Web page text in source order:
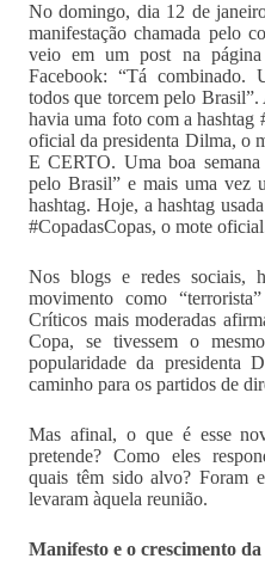
No domingo, dia 12 de
manifestação chamada pelo
veio em um post na
Facebook: “Tá combinado.
todos que torcem pelo Brasil”.
havia uma foto com a hashtag
oficial da presidenta Dilma, o
E CERTO. Uma boa
pelo Brasil” e mais uma vez
hashtag. Hoje, a hashtag
#CopadasCopas, o mote
Nos blogs e redes sociais,
movimento como
Críticos mais moderadas
Copa, se tivessem o
popularidade da presidenta
caminho para os partidos de
Mas afinal, o que é esse
pretende? Como eles
quais têm sido alvo? Foram
levaram àquela reunião.
Manifesto e o crescimento